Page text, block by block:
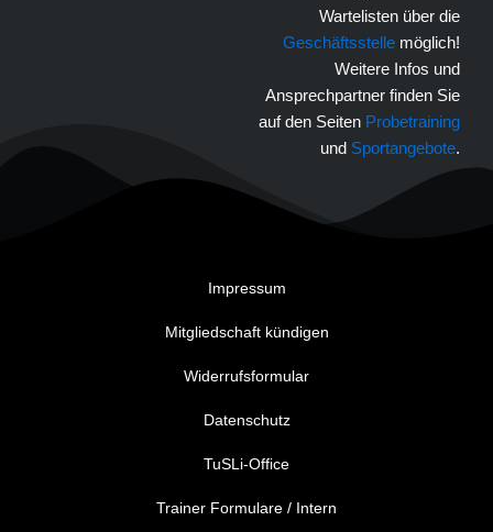
Wartelisten über die
Geschäftsstelle möglich!
Weitere Infos und
Ansprechpartner finden Sie
auf den Seiten Probetraining
und Sportangebote.
Impressum
Mitgliedschaft kündigen
Widerrufsformular
Datenschutz
TuSLi-Office
Trainer Formulare / Intern